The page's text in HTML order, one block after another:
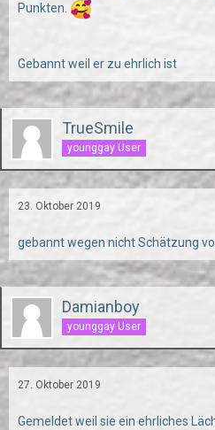
Punkten.
Gebannt weil er zu ehrlich ist
TrueSmile
younggay User
23. Oktober 2019
gebannt wegen nicht Schätzung
Damianboy
younggay User
27. Oktober 2019
Gemeldet weil sie ein ehrliches